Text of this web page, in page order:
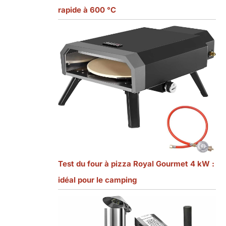
rapide à 600 °C
Test du four à pizza Royal Gourmet 4 kW :
idéal pour le camping